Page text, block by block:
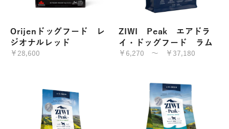
Orijenドッグフード レ
ジオナルレッド
￥28,600
ZIWI Peak エアドラ
イ・ドッグフード ラム
￥6,270 ～ ￥37,180